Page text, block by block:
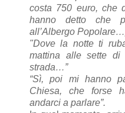
costa 750 euro, che
hanno detto che
all’Albergo
"Dove la notte ti
mattina alle sette
strada…”
“Sì, poi mi hanno
Chiesa, che forse
andarci a parlare”.